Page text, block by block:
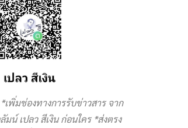
เพิ่มช่องทางการรับข่าวสาร จาก
มน์ เปลว สีเงิน ก่อนใคร *ส่งตรง